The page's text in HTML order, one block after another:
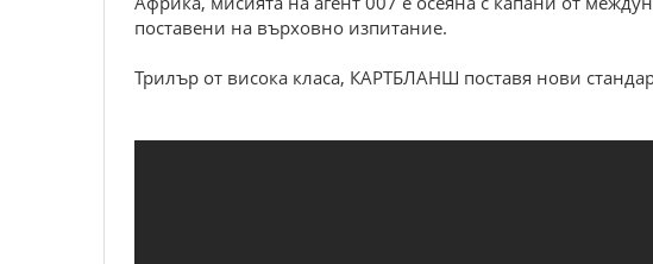
поставени на върховно изпитание.
Трилър от висока класа, КАРТБЛАНШ поставя нови